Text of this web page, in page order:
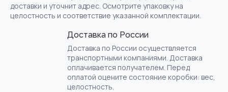
доставки и уточнит адрес. Осмотрите упаковку на
целостность и соответствие указанной комплектации.
Доставка по России
Доставка по России осуществляется
транспортными компаниями. Доставка
оплачивается получателем. Перед
оплатой оцените состояние коробки: вес,
целостность.